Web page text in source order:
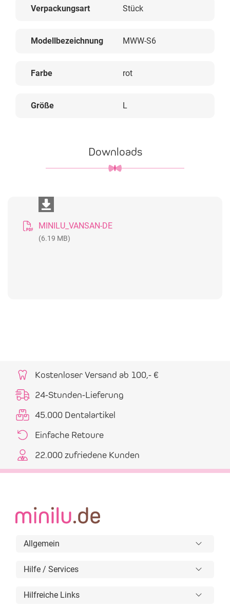
Verpackungsart Stück
Modellbezeichnung MWW-S6
Farbe rot
Größe L
Downloads
MINILU_VANSAN-DE
(6.19 MB)
Kostenloser Versand ab 100,- €
24-Stunden-Lieferung
45.000 Dentalartikel
Einfache Retoure
22.000 zufriedene Kunden
Allgemein
Hilfe / Services
Hilfreiche Links